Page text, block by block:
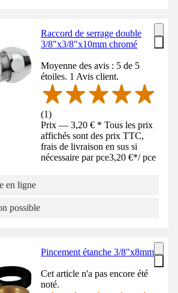
Raccord de serrage double
3/8"x3/8"x10mm chromé
Moyenne des avis : 5 de 5
étoiles. 1 Avis client.
(1)
Prix — 3,20 € * Tous les prix
affichés sont des prix TTC,
frais de livraison en sus si
nécessaire par pce3,20 €*/ pce
en ligne
possible
Pincement étanche 3/8"x8mm
Cet article n'a pas encore été
noté.